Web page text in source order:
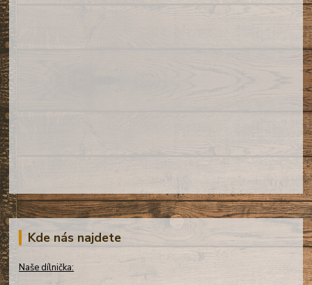
Kde nás najdete
Naše dílnička: